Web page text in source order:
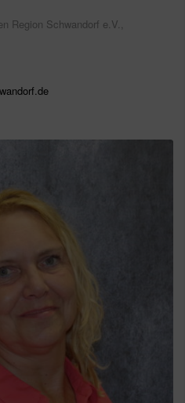
Region Schwandorf e.V.,